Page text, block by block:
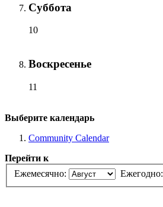
Суббота
10
Воскресенье
11
Выберите календарь
Community Calendar
Перейти к
Ежемесячно:
Ежегодно: